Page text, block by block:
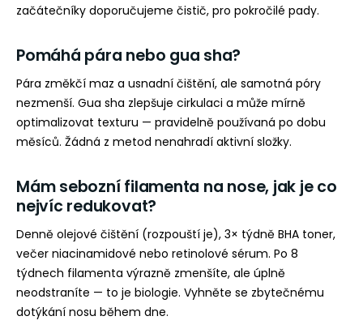
začátečníky doporučujeme čistič, pro pokročilé pady.
Pomáhá pára nebo gua sha?
Pára změkčí maz a usnadní čištění, ale samotná póry
nezmenší. Gua sha zlepšuje cirkulaci a může mírně
optimalizovat texturu — pravidelně používaná po dobu
měsíců. Žádná z metod nenahradí aktivní složky.
Mám sebozní filamenta na nose, jak je co
nejvíc redukovat?
Denně olejové čištění (rozpouští je), 3× týdně BHA toner,
večer niacinamidové nebo retinolové sérum. Po 8
týdnech filamenta výrazně zmenšíte, ale úplně
neodstraníte — to je biologie. Vyhněte se zbytečnému
dotýkání nosu během dne.